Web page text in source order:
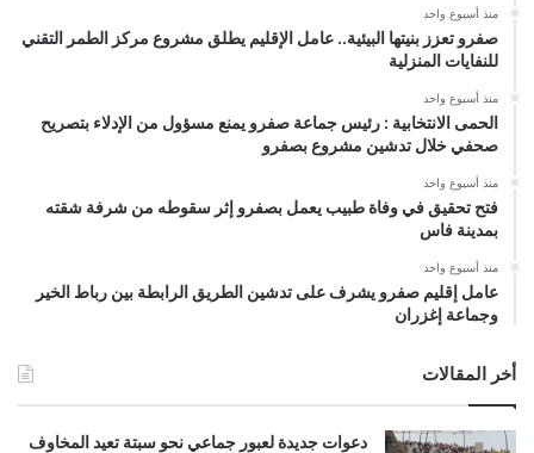
منذ أسبوع واحد
صفرو تعزز بنيتها البيئية.. عامل الإقليم يطلق مشروع مركز الطمر التقني
للنفايات المنزلية
منذ أسبوع واحد
الحمى الانتخابية : رئيس جماعة صفرو يمنع مسؤول من الإدلاء بتصريح
صحفي خلال تدشين مشروع بصفرو
منذ أسبوع واحد
فتح تحقيق في وفاة طبيب يعمل بصفرو إثر سقوطه من شرفة شقته
بمدينة فاس
منذ أسبوع واحد
عامل إقليم صفرو يشرف على تدشين الطريق الرابطة بين رباط الخير
وجماعة إغزران
أخر المقالات
دعوات جديدة لعبور جماعي نحو سبتة تعيد المخاوف